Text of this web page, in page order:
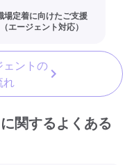
場定着に向けたご支援
（エージェント対応）
ェントの
れ
関するよくある